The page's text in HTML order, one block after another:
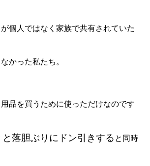
個人ではなく家族で共有されていた
かった私たち。
品を買うために使っただけなのです
落胆ぶりにドン引きする と同時